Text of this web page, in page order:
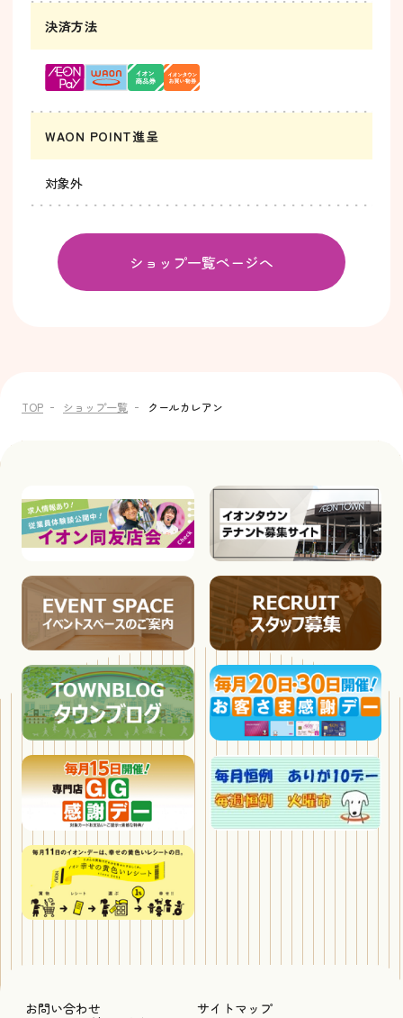
決済方法
WAON POINT進呈
対象外
ショップ一覧ページへ
TOP ショップ一覧 クールカレアン
お問い合わせ
サイトマップ